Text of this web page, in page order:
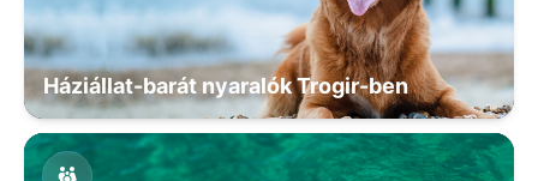
Háziállat-barát nyaralók Trogir-ben